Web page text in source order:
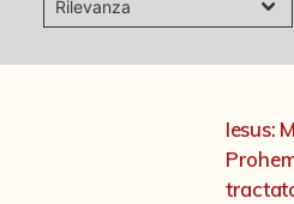
Pubblicazioni
Iesus: